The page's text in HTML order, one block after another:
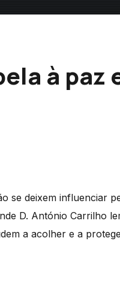
à paz
se deixem influenciar
D. António Carrilho
a acolher e a